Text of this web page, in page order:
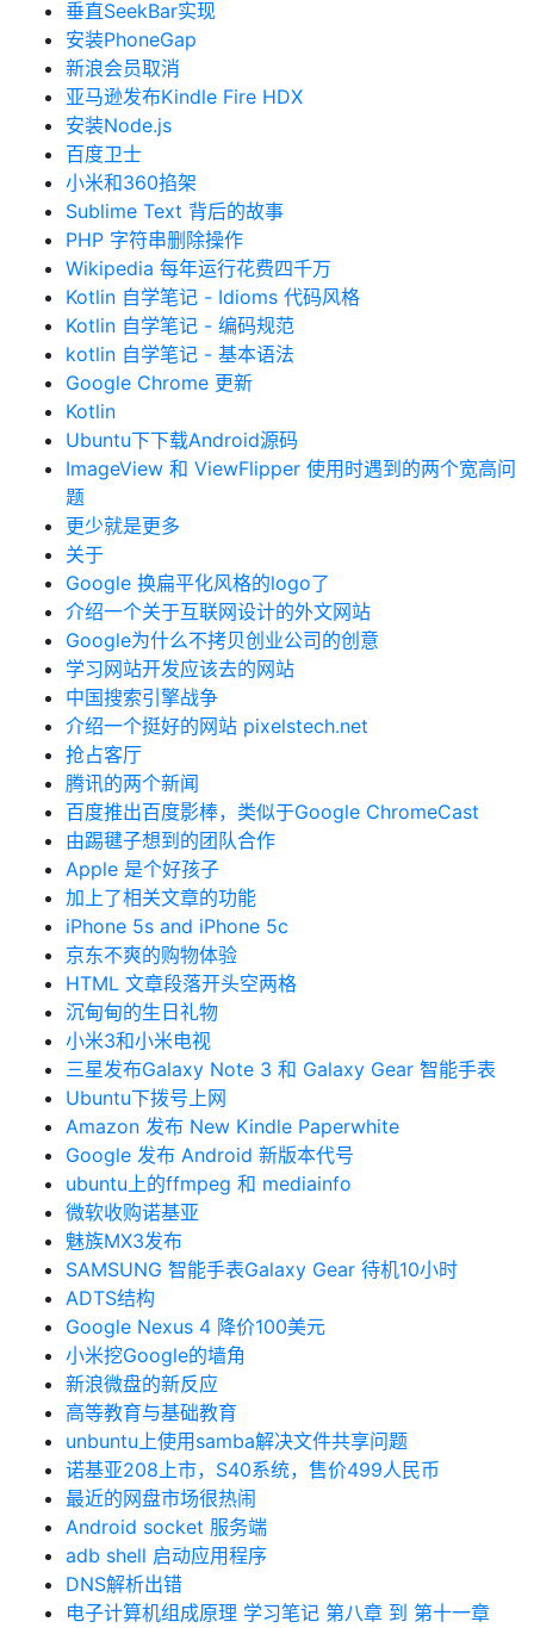
垂直SeekBar实现
安装PhoneGap
新浪会员取消
亚马逊发布Kindle Fire HDX
安装Node.js
百度卫士
小米和360掐架
Sublime Text 背后的故事
PHP 字符串删除操作
Wikipedia 每年运行花费四千万
Kotlin 自学笔记 - Idioms 代码风格
Kotlin 自学笔记 - 编码规范
kotlin 自学笔记 - 基本语法
Google Chrome 更新
Kotlin
Ubuntu下下载Android源码
ImageView 和 ViewFlipper 使用时遇到的两个宽高问
题
更少就是更多
关于
Google 换扁平化风格的logo了
介绍一个关于互联网设计的外文网站
Google为什么不拷贝创业公司的创意
学习网站开发应该去的网站
中国搜索引擎战争
介绍一个挺好的网站 pixelstech.net
抢占客厅
腾讯的两个新闻
百度推出百度影棒，类似于Google ChromeCast
由踢毽子想到的团队合作
Apple 是个好孩子
加上了相关文章的功能
iPhone 5s and iPhone 5c
京东不爽的购物体验
HTML 文章段落开头空两格
沉甸甸的生日礼物
小米3和小米电视
三星发布Galaxy Note 3 和 Galaxy Gear 智能手表
Ubuntu下拨号上网
Amazon 发布 New Kindle Paperwhite
Google 发布 Android 新版本代号
ubuntu上的ffmpeg 和 mediainfo
微软收购诺基亚
魅族MX3发布
SAMSUNG 智能手表Galaxy Gear 待机10小时
ADTS结构
Google Nexus 4 降价100美元
小米挖Google的墙角
新浪微盘的新反应
高等教育与基础教育
unbuntu上使用samba解决文件共享问题
诺基亚208上市，S40系统，售价499人民币
最近的网盘市场很热闹
Android socket 服务端
adb shell 启动应用程序
DNS解析出错
电子计算机组成原理 学习笔记 第八章 到 第十一章